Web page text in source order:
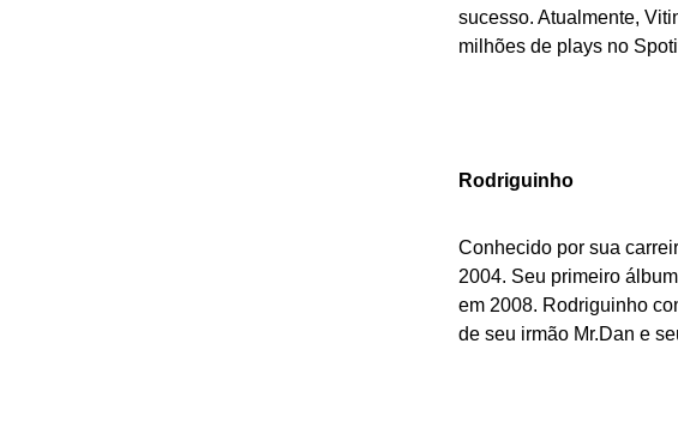
sucesso. Atualmente,
milhões de plays no
Rodriguinho
Conhecido por sua
2004. Seu primeiro
em 2008. Rodriguinho
de seu irmão Mr.Dan e